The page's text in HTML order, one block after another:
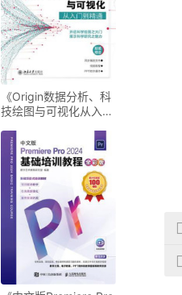
《Origin数据分析、科
技绘图与可视化从入门